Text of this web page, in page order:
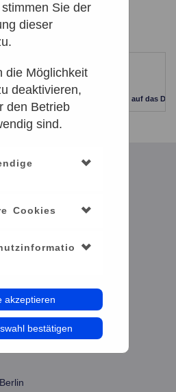
Sie der
dieser
die Möglichkeit
deaktivieren,
den Betrieb
sind.
Cookies
akzeptieren
bestätigen
keine Ergebnisse gefunden
aus. Klicken Sie Bitte dazu auf das